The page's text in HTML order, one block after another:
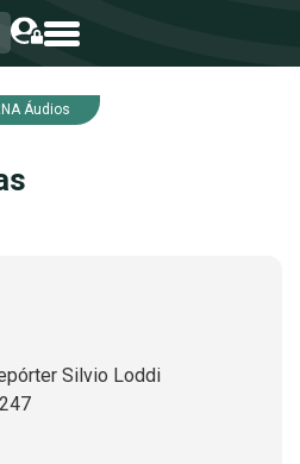
Áudios
Silvio Loddi 